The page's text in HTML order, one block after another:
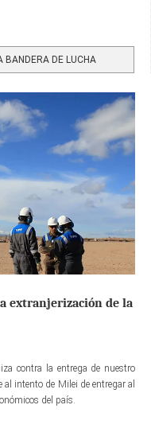
BANDERA DE LUCHA
extranjerización de la
contra la entrega de nuestro
intento de Milei de entregar al
del país.